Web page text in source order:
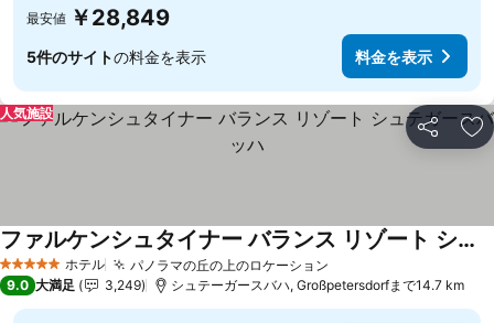
最安値 ￥28,849
5件のサイトの料金を表示 料金を表示
シェア お
人気施設
5 ホテルのランク
ホテル パノラマの丘の上のロケーション
ファルケンシュタイナー バランス リゾート シュテガースバッハ
料金を表示
9.0 大満足 3,249 シュテーガースバハ, Großpetersdorfまで14.7 km